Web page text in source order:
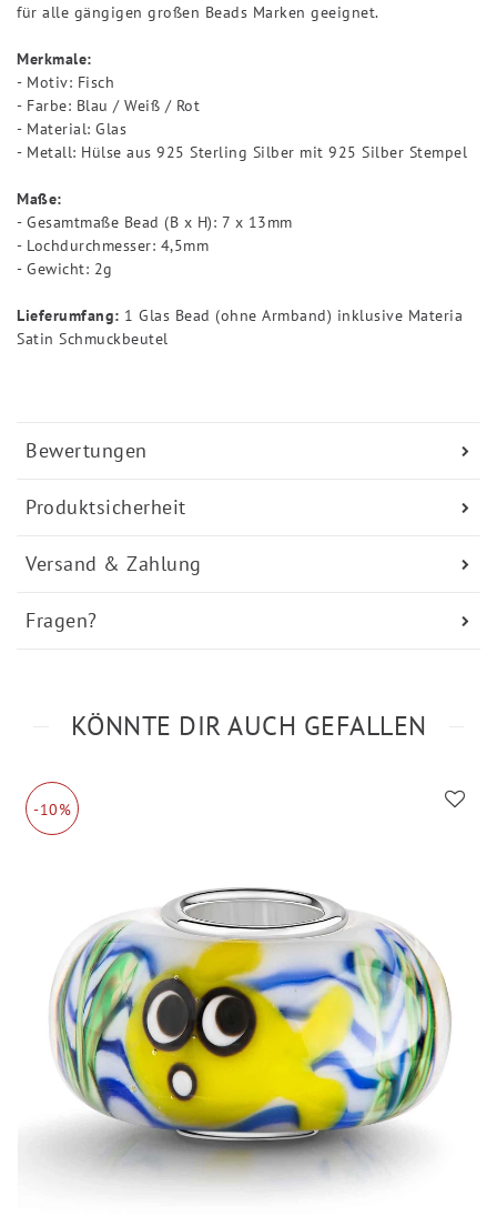
Bewertungen
Produktsicherheit
Versand & Zahlung
Fragen?
für alle gängigen großen Beads Marken geeignet.
Merkmale:
- Motiv: Fisch
- Farbe: Blau / Weiß / Rot
- Material: Glas
- Metall: Hülse aus 925 Sterling Silber mit 925 Silber Stempel
Maße:
- Gesamtmaße Bead (B x H): 7 x 13mm
- Lochdurchmesser: 4,5mm
- Gewicht: 2g
Lieferumfang: 1 Glas Bead (ohne Armband) inklusive Materia
Satin Schmuckbeutel
KÖNNTE DIR AUCH GEFALLEN
-10%